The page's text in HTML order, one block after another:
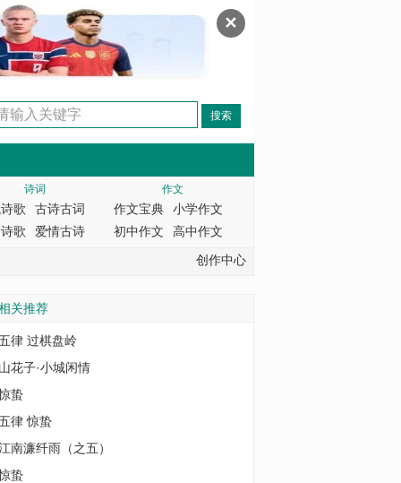
✕
诗词
歌
古诗古词
歌
爱情古诗
作文
作文宝典
小学作文
初中作文
高中作文
创作中心
关推荐
律 过棋盘岭
山花子·小城闲情
蛰
律 惊蛰
南濂纤雨（之五）
蛰